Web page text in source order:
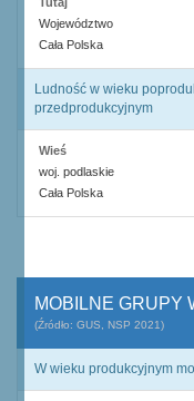
Województwo
Cała Polska
Ludność w wieku
przedprodukcyjnym
Wieś
woj. podlaskie
Cała Polska
MOBILNE GRUPY
(Źródło: GUS, NSP 2021)
W wieku produkcyjnym